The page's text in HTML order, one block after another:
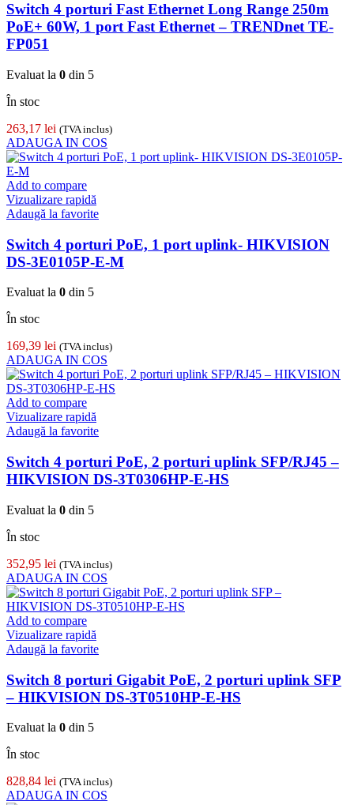
Switch 4 porturi Fast Ethernet Long Range 250m
PoE+ 60W, 1 port Fast Ethernet – TRENDnet TE-
FP051
Evaluat la 0 din 5
În stoc
263,17 lei (TVA inclus)
ADAUGA IN COS
Add to compare
Vizualizare rapidă
Adaugă la favorite
Switch 4 porturi PoE, 1 port uplink- HIKVISION
DS-3E0105P-E-M
Evaluat la 0 din 5
În stoc
169,39 lei (TVA inclus)
ADAUGA IN COS
Add to compare
Vizualizare rapidă
Adaugă la favorite
Switch 4 porturi PoE, 2 porturi uplink SFP/RJ45 –
HIKVISION DS-3T0306HP-E-HS
Evaluat la 0 din 5
În stoc
352,95 lei (TVA inclus)
ADAUGA IN COS
Add to compare
Vizualizare rapidă
Adaugă la favorite
Switch 8 porturi Gigabit PoE, 2 porturi uplink SFP
– HIKVISION DS-3T0510HP-E-HS
Evaluat la 0 din 5
În stoc
828,84 lei (TVA inclus)
ADAUGA IN COS